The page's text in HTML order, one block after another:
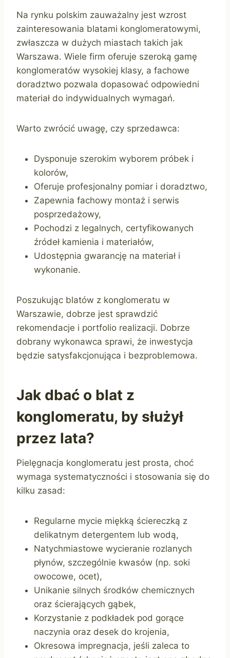
Na rynku polskim zauważalny jest wzrost
zainteresowania blatami konglomeratowymi,
zwłaszcza w dużych miastach takich jak
Warszawa. Wiele firm oferuje szeroką gamę
konglomeratów wysokiej klasy, a fachowe
doradztwo pozwala dopasować odpowiedni
materiał do indywidualnych wymagań.
Warto zwrócić uwagę, czy sprzedawca:
Dysponuje szerokim wyborem próbek i
kolorów,
Oferuje profesjonalny pomiar i doradztwo,
Zapewnia fachowy montaż i serwis
posprzedażowy,
Pochodzi z legalnych, certyfikowanych
źródeł kamienia i materiałów,
Udostępnia gwarancję na materiał i
wykonanie.
Poszukując blatów z konglomeratu w
Warszawie, dobrze jest sprawdzić
rekomendacje i portfolio realizacji. Dobrze
dobrany wykonawca sprawi, że inwestycja
będzie satysfakcjonująca i bezproblemowa.
Jak dbać o blat z
konglomeratu, by służył
przez lata?
Pielęgnacja konglomeratu jest prosta, choć
wymaga systematyczności i stosowania się do
kilku zasad:
Regularne mycie miękką ściereczką z
delikatnym detergentem lub wodą,
Natychmiastowe wycieranie rozlanych
płynów, szczególnie kwasów (np. soki
owocowe, ocet),
Unikanie silnych środków chemicznych
oraz ścierających gąbek,
Korzystanie z podkładek pod gorące
naczynia oraz desek do krojenia,
Okresowa impregnacja, jeśli zaleca to